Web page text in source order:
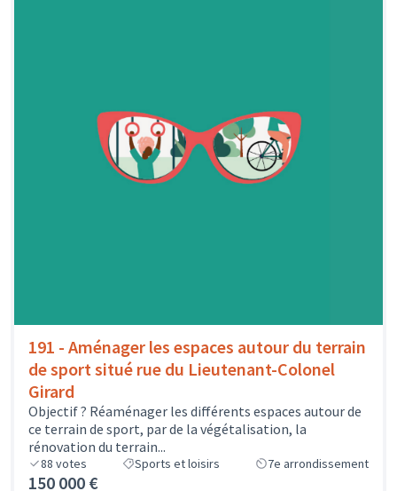
191 - Aménager les espaces autour du terrain
de sport situé rue du Lieutenant-Colonel
Girard
Objectif ? Réaménager les différents espaces autour de
ce terrain de sport, par de la végétalisation, la
rénovation du terrain...
88 votes Sports et loisirs 7e arrondissement
150 000 €